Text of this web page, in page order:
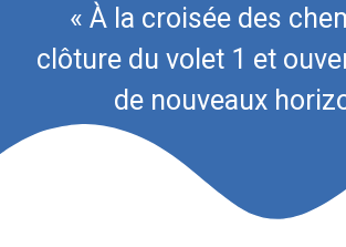
« À la croisée des
clôture du volet 1 et
de nouveaux